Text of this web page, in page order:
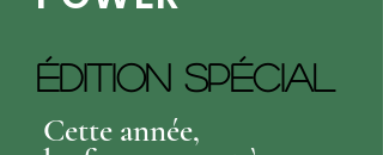
ÉDITION SPÉCIAL
Cette année,